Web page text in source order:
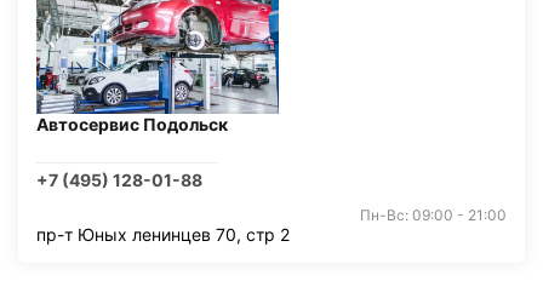
Автосервис Подольск
+7 (495) 128-01-88
Пн-Вс: 09:00 - 21:00
пр-т Юных ленинцев 70, стр 2